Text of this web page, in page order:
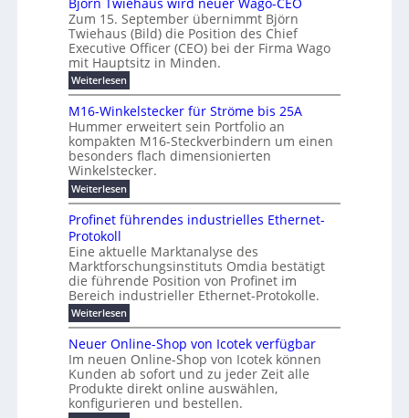
r
T
e
m
o
u
n
d
w
e
n
i
g
r
B
ü
r
o
k
a
t
i
d
e
r
n
e
E
e
r
g
i
e
l
ö
u
n
g
e
n
r
u
n
g
s
l
a
s
t
s
c
h
a
t
l
e
i
s
t
e
n
e
m
2
0
2
6
E
u
r
o
p
e
a
E
t
h
e
r
c
a
t
P
l
f
ü
h
r
u
n
g
e
n
f
ü
r
e
ff
i
z
i
e
t
e
r
e
s
K
a
b
e
l
m
a
n
s
a
z
w
a
c
h
s
t
u
m
v
o
n
ü
b
e
2
0
%
i
m
e
r
s
e
n
H
a
Zum 15. September übernimmt Björn
Twiehaus (Bild) die Position des Chief
Executive Officer (CEO) bei der Firma Wago
mit Hauptsitz in Minden.
Weiterlesen:
B
ö
r
n
T
w
i
e
h
a
w
i
r
d
e
e
W
a
g
o
M16-Winkelstecker für Ströme bis 25A
Hummer erweitert sein Portfolio an
kompakten M16-Steckverbindern um einen
besonders flach dimensionierten
Winkelstecker.
Weiterlesen:
M
1
6
W
i
n
k
e
l
s
t
c
k
e
r
Profinet führendes industrielles Ethernet-
Protokoll
Eine aktuelle Marktanalyse des
Marktforschungsinstituts Omdia bestätigt
die führende Position von Profinet im
Bereich industrieller Ethernet-Protokolle.
Weiterlesen:
P
r
o
i
n
e
t
Neuer Online-Shop von Icotek verfügbar
Im neuen Online-Shop von Icotek können
Kunden ab sofort und zu jeder Zeit alle
Produkte direkt online auswählen,
konfigurieren und bestellen.